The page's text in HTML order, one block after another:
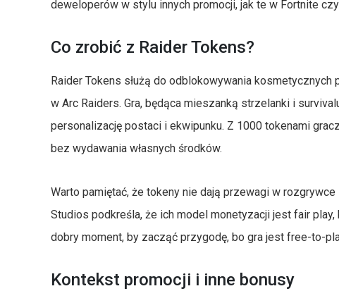
deweloperów w stylu innych promocji, jak te w Fortnite
Co zrobić z Raider Tokens?
Raider Tokens służą do odblokowywania
w Arc Raiders. Gra, będąca mieszanką strzelanki i
personalizację postaci i ekwipunku. Z 1000 tokenami
bez wydawania własnych środków.
Warto pamiętać, że tokeny nie dają przewagi w
Studios podkreśla, że ich model monetyzacji jest fair
dobry moment, by zacząć przygodę, bo gra jest free-to-
Kontekst promocji i inne bonusy